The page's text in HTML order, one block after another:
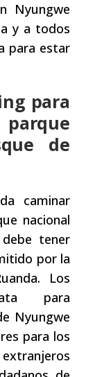
Nyungwe
y a todos
para estar
para
parque
de
caminar
nacional
tener
por la
Los
para
Nyungwe
para los